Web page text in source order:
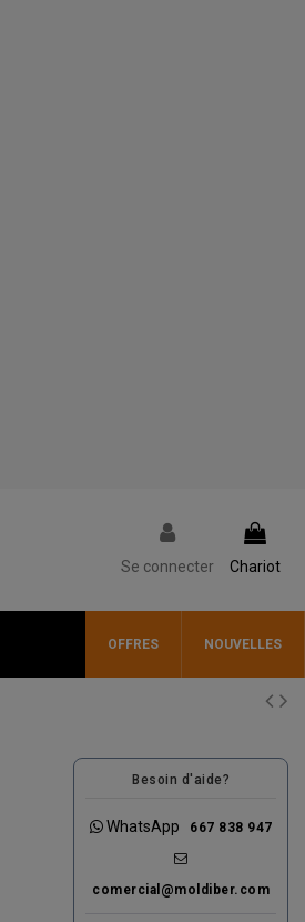
Se connecter Chariot
OFFRES NOUVELLES
Besoin d'aide?
WhatsApp 667 838 947
comercial@moldiber.com